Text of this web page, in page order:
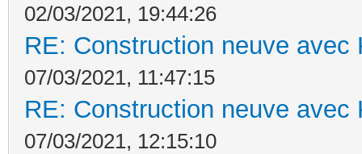
02/03/2021, 19:44:26
RE: Construction neuve avec
07/03/2021, 11:47:15
RE: Construction neuve avec
07/03/2021, 12:15:10